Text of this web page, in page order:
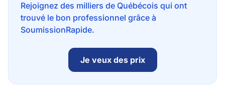
Rejoignez des milliers de Québécois qui ont
trouvé le bon professionnel grâce à
SoumissionRapide.
Je veux des prix